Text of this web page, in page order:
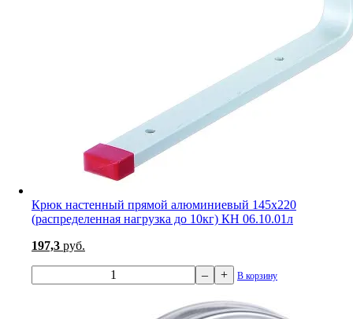
Крюк настенный прямой алюминиевый 145х220
(распределенная нагрузка до 10кг) КН 06.10.01л
197,3 руб.
– + В корзину